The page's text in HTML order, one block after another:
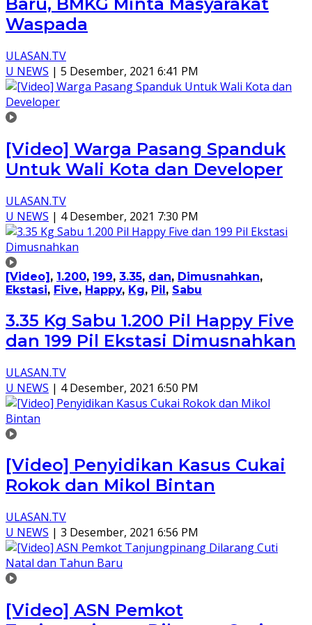
Waspada
ULASAN.TV
U NEWS | 5 Desember, 2021 6:41 PM
[Video] Warga Pasang Spanduk
Untuk Wali Kota dan Developer
ULASAN.TV
U NEWS | 4 Desember, 2021 7:30 PM
[Video], 1.200, 199, 3.35, dan, Dimusnahkan,
Ekstasi, Five, Happy, Kg, Pil, Sabu
3.35 Kg Sabu 1.200 Pil Happy Five
dan 199 Pil Ekstasi Dimusnahkan
ULASAN.TV
U NEWS | 4 Desember, 2021 6:50 PM
[Video] Penyidikan Kasus Cukai
Rokok dan Mikol Bintan
ULASAN.TV
U NEWS | 3 Desember, 2021 6:56 PM
[Video] ASN Pemkot